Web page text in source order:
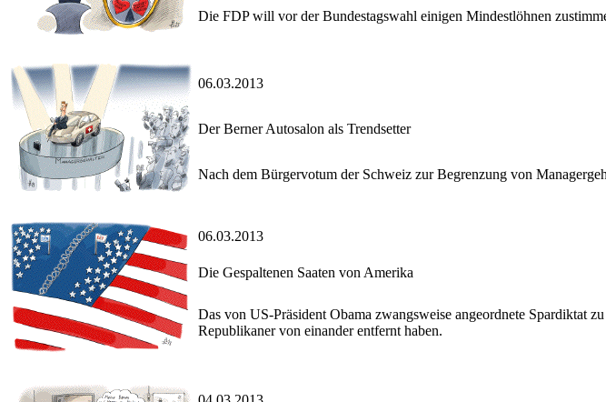
Die FDP will vor der Bundestagswahl einigen Mindestlöhnen
06.03.2013
Der Berner Autosalon als Trendsetter
Nach dem Bürgervotum der Schweiz zur Begrenzung von
06.03.2013
Die Gespaltenen Saaten von Amerika
Das von US-Präsident Obama zwangsweise angeordnete Spardiktat
Republikaner von einander entfernt haben.